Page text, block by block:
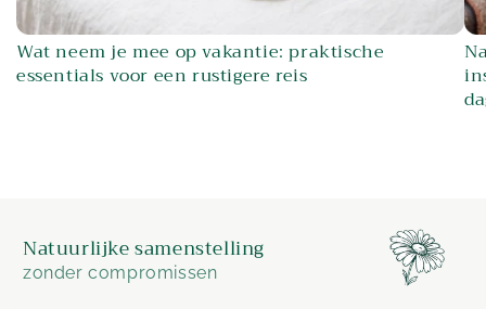
Wat neem je mee op vakantie: praktische
essentials voor een rustigere reis
Natuurlijke samenstelling
zonder compromissen